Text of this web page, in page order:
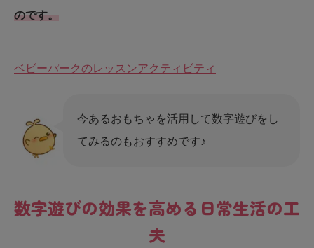
のです。
ベビーパークのレッスンアクティビティ
今あるおもちゃを活用して数字遊びをし
てみるのもおすすめです♪
数字遊びの効果を高める日常生活の工
夫